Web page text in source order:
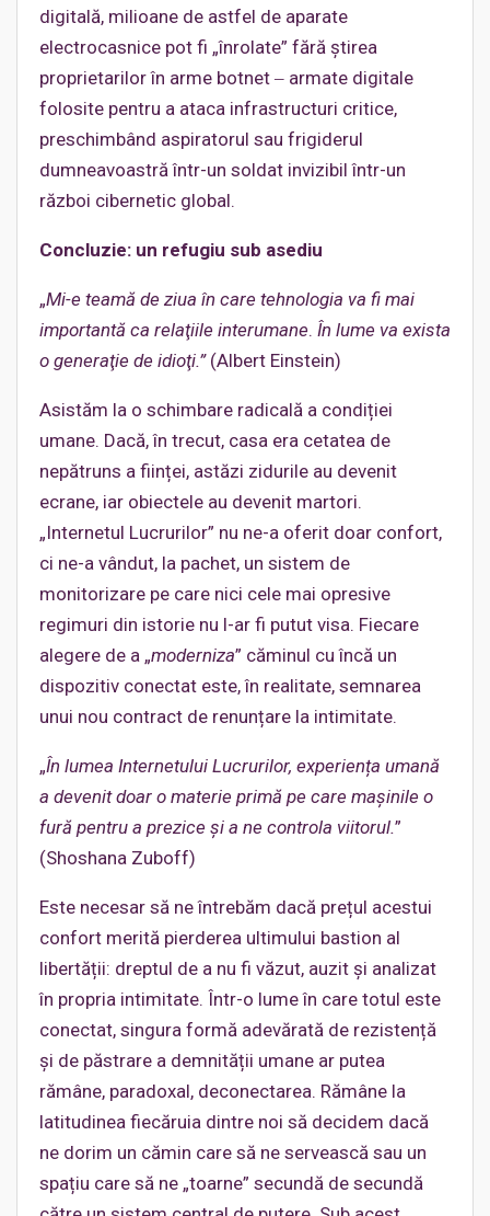
digitală, milioane de astfel de aparate
electrocasnice pot fi „înrolate” fără știrea
proprietarilor în arme botnet ‒ armate digitale
folosite pentru a ataca infrastructuri critice,
preschimbând aspiratorul sau frigiderul
dumneavoastră într-un soldat invizibil într-un
război cibernetic global.
Concluzie: un refugiu sub asediu
„Mi-e teamă de ziua în care tehnologia va fi mai
importantă ca relaţiile interumane. În lume va exista
o generaţie de idioţi.” (Albert Einstein)
Asistăm la o schimbare radicală a condiției
umane. Dacă, în trecut, casa era cetatea de
nepătruns a ființei, astăzi zidurile au devenit
ecrane, iar obiectele au devenit martori.
„Internetul Lucrurilor” nu ne-a oferit doar confort,
ci ne-a vândut, la pachet, un sistem de
monitorizare pe care nici cele mai opresive
regimuri din istorie nu l-ar fi putut visa. Fiecare
alegere de a „moderniza” căminul cu încă un
dispozitiv conectat este, în realitate, semnarea
unui nou contract de renunțare la intimitate.
„În lumea Internetului Lucrurilor, experiența umană
a devenit doar o materie primă pe care mașinile o
fură pentru a prezice și a ne controla viitorul.”
(Shoshana Zuboff)
Este necesar să ne întrebăm dacă prețul acestui
confort merită pierderea ultimului bastion al
libertății: dreptul de a nu fi văzut, auzit și analizat
în propria intimitate. Într-o lume în care totul este
conectat, singura formă adevărată de rezistență
și de păstrare a demnității umane ar putea
rămâne, paradoxal, deconectarea. Rămâne la
latitudinea fiecăruia dintre noi să decidem dacă
ne dorim un cămin care să ne servească sau un
spațiu care să ne „toarne” secundă de secundă